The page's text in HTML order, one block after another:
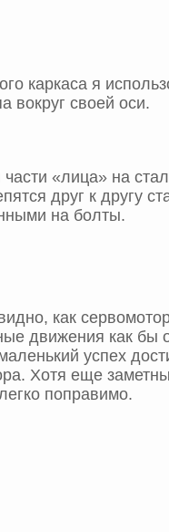
каркаса я
вокруг своей оси.
«лица» на
друг к другу
на болты.
как
движения как бы
успех
Хотя еще
поправимо.